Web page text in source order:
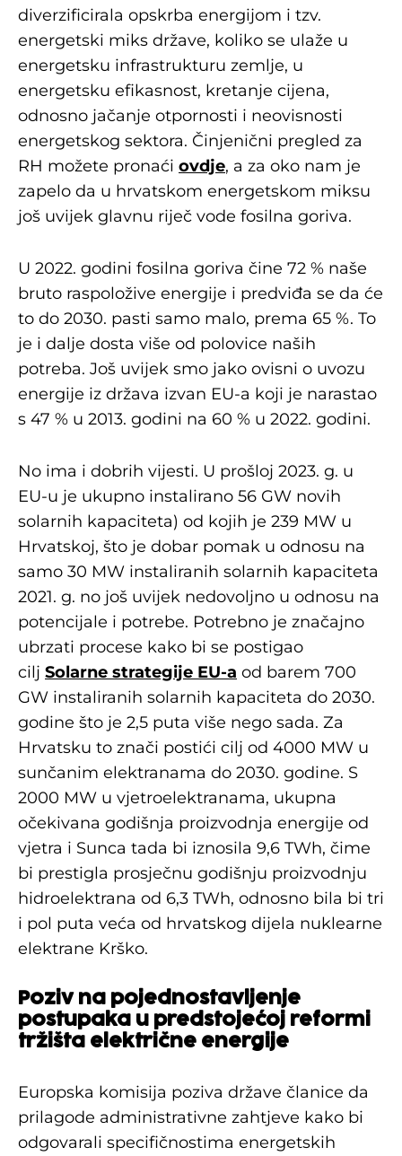
diverzificirala opskrba energijom i tzv.
energetski miks države, koliko se ulaže u
energetsku infrastrukturu zemlje, u
energetsku efikasnost, kretanje cijena,
odnosno jačanje otpornosti i neovisnosti
energetskog sektora. Činjenični pregled za
RH možete pronaći ovdje, a za oko nam je
zapelo da u hrvatskom energetskom miksu
još uvijek glavnu riječ vode fosilna goriva.
U 2022. godini fosilna goriva čine 72 % naše
bruto raspoložive energije i predviđa se da će
to do 2030. pasti samo malo, prema 65 %. To
je i dalje dosta više od polovice naših
potreba. Još uvijek smo jako ovisni o uvozu
energije iz država izvan EU-a koji je narastao
s 47 % u 2013. godini na 60 % u 2022. godini.
No ima i dobrih vijesti. U prošloj 2023. g. u
EU-u je ukupno instalirano 56 GW novih
solarnih kapaciteta) od kojih je 239 MW u
Hrvatskoj, što je dobar pomak u odnosu na
samo 30 MW instaliranih solarnih kapaciteta
2021. g. no još uvijek nedovoljno u odnosu na
potencijale i potrebe. Potrebno je značajno
ubrzati procese kako bi se postigao
cilj Solarne strategije EU-a od barem 700
GW instaliranih solarnih kapaciteta do 2030.
godine što je 2,5 puta više nego sada. Za
Hrvatsku to znači postići cilj od 4000 MW u
sunčanim elektranama do 2030. godine. S
2000 MW u vjetroelektranama, ukupna
očekivana godišnja proizvodnja energije od
vjetra i Sunca tada bi iznosila 9,6 TWh, čime
bi prestigla prosječnu godišnju proizvodnju
hidroelektrana od 6,3 TWh, odnosno bila bi tri
i pol puta veća od hrvatskog dijela nuklearne
elektrane Krško.
Poziv na pojednostavljenje
postupaka u predstojećoj reformi
tržišta električne energije
Europska komisija poziva države članice da
prilagode administrativne zahtjeve kako bi
odgovarali specifičnostima energetskih